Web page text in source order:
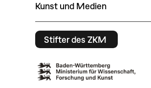
Kunst und Medien
Stifter des ZKM